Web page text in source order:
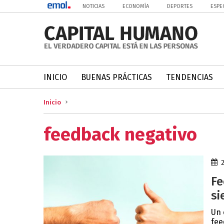
NOTICIAS ECONOMÍA DEPORTES
INICIO BUENAS PRÁCTICAS TENDENCIAS
Inicio
feedback negativo
Un